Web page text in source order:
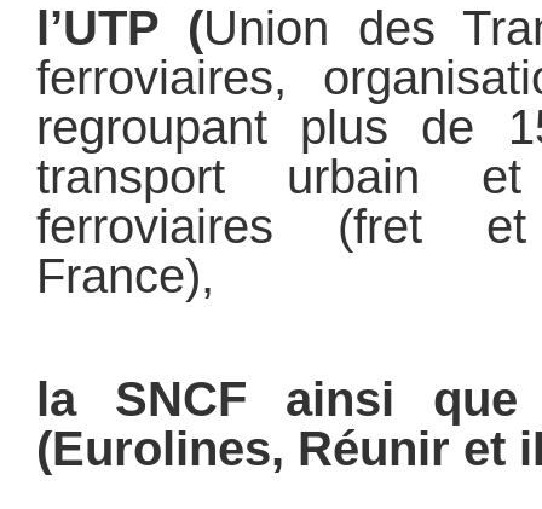
l’UTP (Union des
ferroviaires,
regroupant plus de
transport urbain
ferroviaires (fret
France),
la SNCF ainsi que
(Eurolines, Réunir et